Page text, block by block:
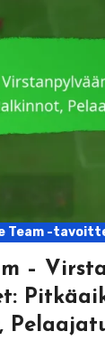
Team -
–